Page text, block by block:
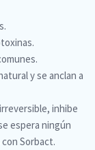
y se anclan a
inhibe
espera ningún
Sorbact.